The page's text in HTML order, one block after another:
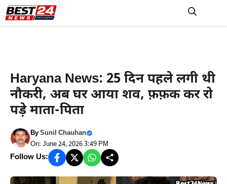
Skip
to
Haryana News: 25 दिन पहले लगी थी
नौकरी, अब घर आया शव, फ़फ़क कर रो
पड़े माता-पिता
BySunil Chauhan
On: June 24, 2026 3:49 PM
Follow Us: